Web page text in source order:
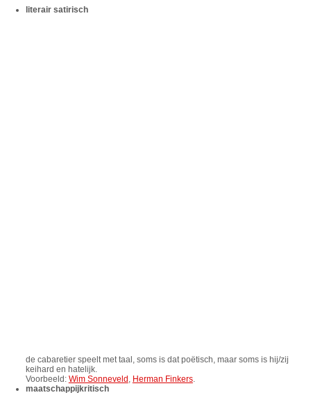
literair satirisch
de cabaretier speelt met taal, soms is dat poëtisch, maar soms is hij/zij
keihard en hatelijk.
Voorbeeld: Wim Sonneveld, Herman Finkers.
maatschappijkritisch